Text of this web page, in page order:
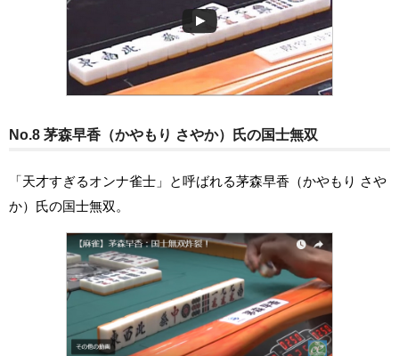
No.8 茅森早香（かやもり さやか）氏の国士無双
「天才すぎるオンナ雀士」と呼ばれる茅森早香（かやもり さや
か）氏の国士無双。